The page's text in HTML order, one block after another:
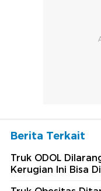
Berita Terkait
Truk ODOL
Kerugian Ini Bisa